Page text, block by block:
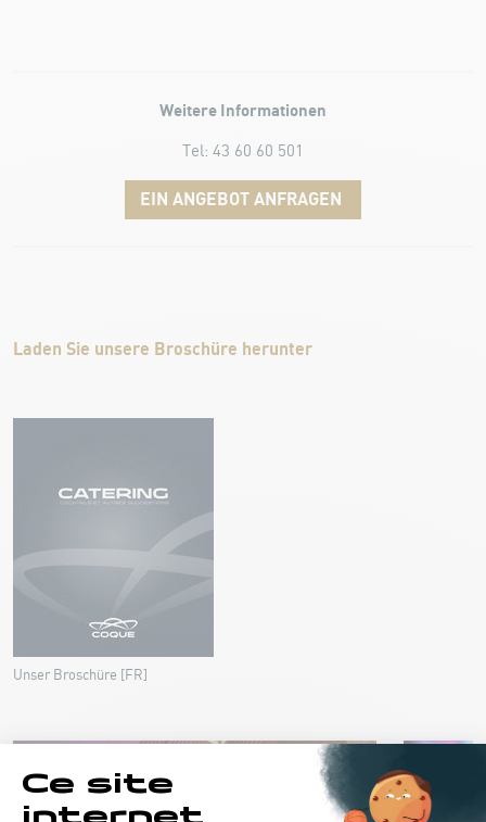
Weitere Informationen
Tel: 43 60 60 501
EIN ANGEBOT ANFRAGEN
Laden Sie unsere Broschüre herunter
Unser Broschüre [FR]